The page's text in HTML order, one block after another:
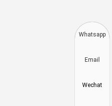
Whatsapp
Email
Wechat